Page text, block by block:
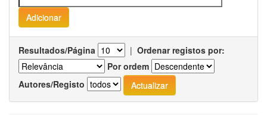
Resultados/Página | Ordenar registos por:
Por ordem
Autores/Registo